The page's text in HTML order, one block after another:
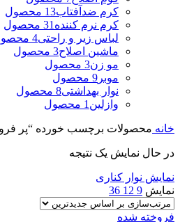
کرم ضدآفتاب13 محصول
کرم نرم کننده 31 محصول
لباس زیر و راحتی4 محصول
ماشین اصلاح3 محصول
مو زن3 محصول
موبر 9 محصول
نوار بهداشتی8 محصول
وازلین 1 محصول
خانه محصولات برچسب خورده “پر
در حال نمایش یک نتیجه
نمایش نوار کناری
نمایش 9
12
36
فروخته شده